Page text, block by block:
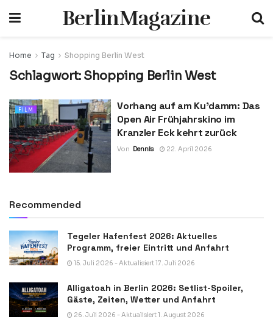
BerlinMagazine
Home Tag Shopping Berlin West
Schlagwort: Shopping Berlin West
FILM
Vorhang auf am Ku’damm: Das
Open Air Frühjahrskino im
Kranzler Eck kehrt zurück
Von Dennis 22. April 2026
Recommended
Tegeler Hafenfest 2026: Aktuelles
Programm, freier Eintritt und Anfahrt
15. Juli 2026 - Aktualisiert 17. Juli 2026
Alligatoah in Berlin 2026: Setlist-Spoiler,
Gäste, Zeiten, Wetter und Anfahrt
26. Juli 2026 - Aktualisiert 1. August 2026